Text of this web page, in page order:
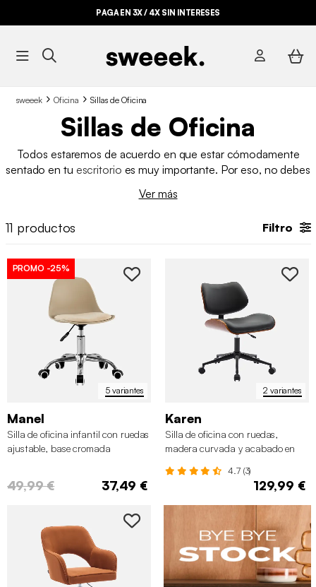
PAGA EN 3X / 4X SIN INTERESES
sweeek Oficina Sillas de Oficina
Sillas de Oficina
Todos estaremos de acuerdo en que estar cómodamente
sentado en tu escritorio es muy importante. Por eso, no debes
sillones, sweeek te permite hacer tu elección gracias a nuestra
trabajo y relajación en tu escritorio con sweeek!
Ver más
11 productos Filtro
5 variantes
PROMO -25%
Manel
Silla de oficina infantil con ruedas
ajustable, base cromada
49,99 € 37,49 €
2 variantes
Karen
Silla de oficina con ruedas,
madera curvada y acabado en
4.7 (3)
129,99 €